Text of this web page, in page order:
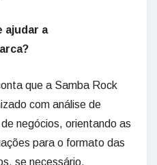
ajudar a
que a Samba Rock
com análise de
negócios, orientando as
para o formato das
se necessário.